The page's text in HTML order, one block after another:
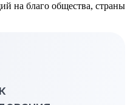
на благо общества, cтраны